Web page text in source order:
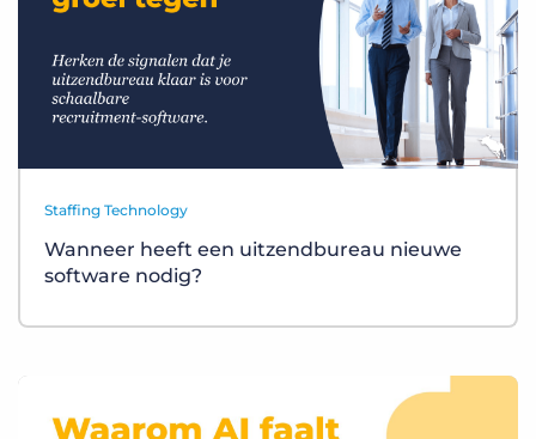
Staffing Technology
Wanneer heeft een uitzendbureau nieuwe
software nodig?